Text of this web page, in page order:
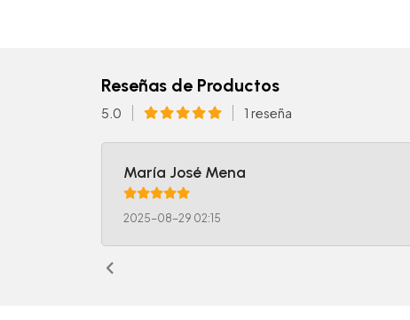
Reseñas de Productos
5.0 1 reseña
María José Mena
2025-08-29 02:15